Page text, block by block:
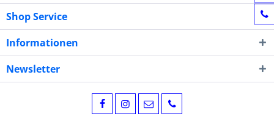
Shop Service
Informationen
Newsletter